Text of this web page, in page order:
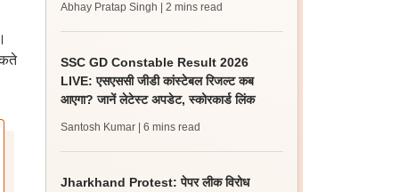
Abhay Pratap Singh | 2 mins read
SSC GD Constable Result 2026
LIVE: एसएससी जीडी कांस्टेबल रिजल्ट कब
आएगा? जानें लेटेस्ट अपडेट, स्कोरकार्ड लिंक
Santosh Kumar | 6 mins read
Jharkhand Protest: पेपर लीक विरोध